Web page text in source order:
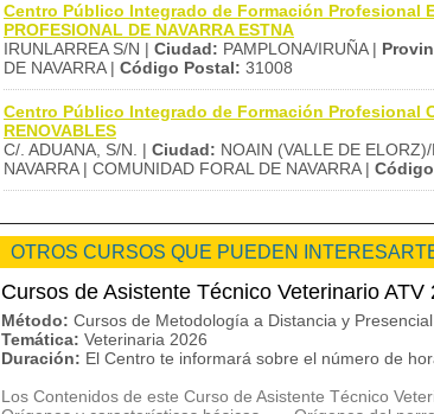
Centro Público Integrado de Formación Profesional
PROFESIONAL DE NAVARRA ESTNA
IRUNLARREA S/N | Ciudad: PAMPLONA/IRUÑA |
DE NAVARRA | Código Postal: 31008
Centro Público Integrado de Formación Profesional
RENOVABLES
C/. ADUANA, S/N. | Ciudad: NOAIN (VALLE DE
NAVARRA | COMUNIDAD FORAL DE NAVARRA |
OTROS CURSOS QUE PUEDEN
Cursos de Asistente Técnico Veterinario ATV
Método: Cursos de Metodología a Distancia y Presencial
Temática: Veterinaria 2026
Duración: El Centro te informará sobre el número de
Los Contenidos de este Curso de Asistente Técnico